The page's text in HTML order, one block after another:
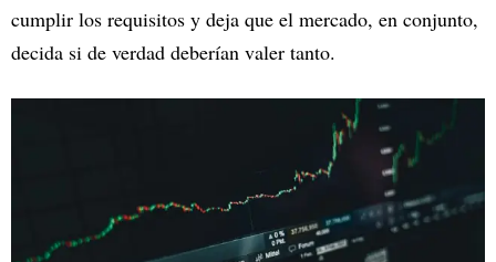
cumplir los requisitos y deja que el mercado, en conjunto,
decida si de verdad deberían valer tanto.